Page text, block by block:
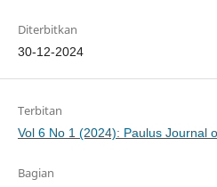
Diterbitkan
30-12-2024
Terbitan
Vol 6 No 1 (2024): Paulus Journal
Bagian